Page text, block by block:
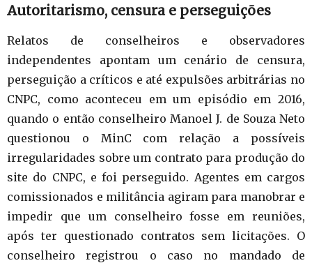
Autoritarismo, censura e perseguições
Relatos de conselheiros e observadores
independentes apontam um cenário de censura,
perseguição a críticos e até expulsões arbitrárias no
CNPC, como aconteceu em um episódio em 2016,
quando o então conselheiro Manoel J. de Souza Neto
questionou o MinC com relação a possíveis
irregularidades sobre um contrato para produção do
site do CNPC, e foi perseguido. Agentes em cargos
comissionados e militância agiram para manobrar e
impedir que um conselheiro fosse em reuniões,
após ter questionado contratos sem licitações. O
conselheiro registrou o caso no mandado de